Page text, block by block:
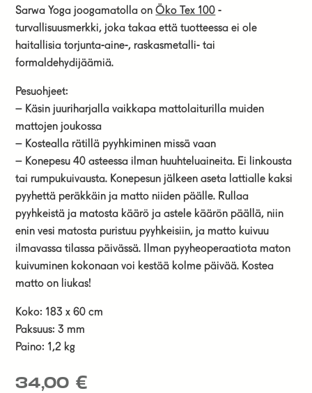
Sarwa Yoga joogamatolla onÖko Tex 100 -
turvallisuusmerkki, joka takaa että tuotteessa ei ole
haitallisia torjunta-aine-, raskasmetalli- tai
formaldehydijäämiä.
Pesuohjeet:
– Käsin juuriharjalla vaikkapa mattolaiturilla muiden
mattojen joukossa
– Kostealla rätillä pyyhkiminen missä vaan
– Konepesu 40 asteessa ilman huuhteluaineita. Ei linkousta
tai rumpukuivausta. Konepesun jälkeen aseta lattialle kaksi
pyyhettä peräkkäin ja matto niiden päälle. Rullaa
pyyhkeistä ja matosta käärö ja astele käärön päällä, niin
enin vesi matosta puristuu pyyhkeisiin, ja matto kuivuu
ilmavassa tilassa päivässä. Ilman pyyheoperaatiota maton
kuivuminen kokonaan voi kestää kolme päivää. Kostea
matto on liukas!
Koko: 183 x 60 cm
Paksuus: 3 mm
Paino: 1,2 kg
34,00 €